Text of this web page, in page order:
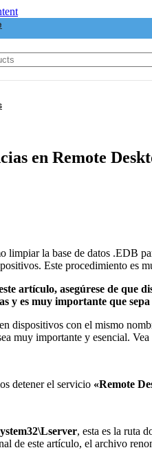
en Remote
limpiar la base de datos .EDB
Este procedimiento es
artículo, asegúrese de que
y es muy importante que
dispositivos con el mismo
muy importante y esencial.
detener el servicio «Remote
, esta es la ruta
de este artículo, el archivo